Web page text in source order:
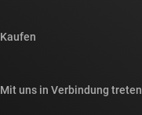
Newsroom
Querverweis-Suche
Kaufen
Mit uns in Verbindung treten